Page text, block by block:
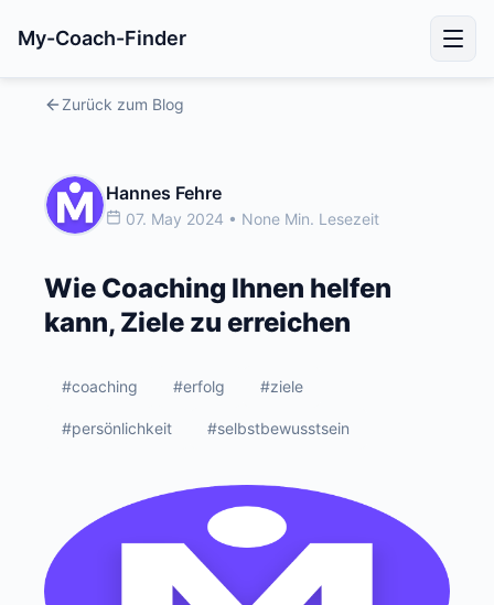
My-Coach-Finder
Zurück zum Blog
Hannes Fehre
07. May 2024 • None Min. Lesezeit
Wie Coaching Ihnen helfen
kann, Ziele zu erreichen
#coaching #erfolg #ziele
#persönlichkeit #selbstbewusstsein